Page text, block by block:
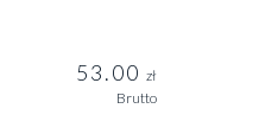
53.00 zł
Brutto